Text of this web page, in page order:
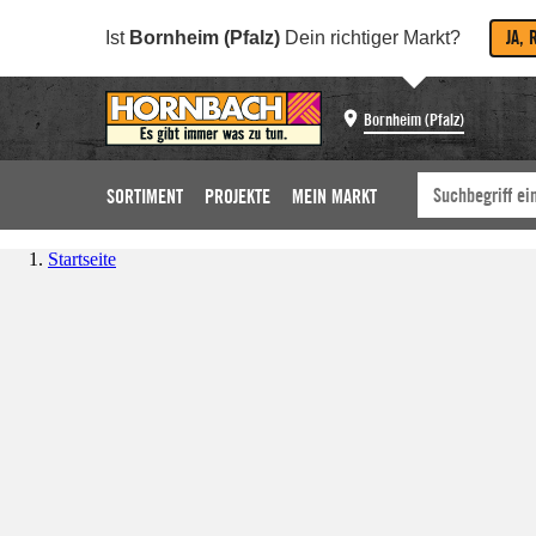
Ist Bornheim (Pfalz) Dein richtiger Markt? JA,
Bornheim (Pfalz)
SORTIMENT PROJEKTE MEIN MARKT
Startseite